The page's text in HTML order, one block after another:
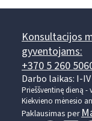
Konsultacijos
gyventojams:
+370 5 260
Darbo laikas: I-IV
Prieššventinę dieną
Kiekvieno mėnesio
Paklausimas per